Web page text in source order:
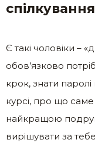
спілкування
Є такі чоловіки –
обов’язково
крок, знати паролі
курсі, про що саме
найкращою
вирішувати за